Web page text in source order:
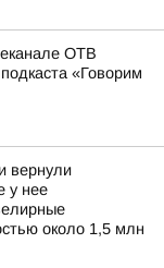
ОТВ
«Говорим
вернули
у нее
около 1,5 млн